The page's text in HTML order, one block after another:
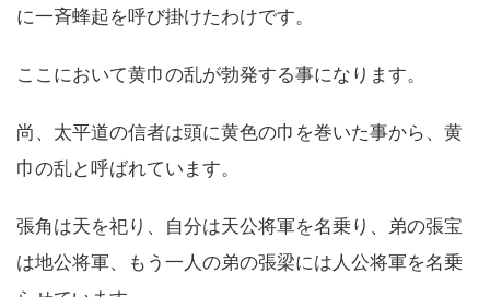
に一斉蜂起を呼び掛けたわけです。
ここにおいて黄巾の乱が勃発する事になります。
尚、太平道の信者は頭に黄色の巾を巻いた事から、黄
巾の乱と呼ばれています。
張角は天を祀り、自分は天公将軍を名乗り、弟の張宝
は地公将軍、もう一人の弟の張梁には人公将軍を名乗